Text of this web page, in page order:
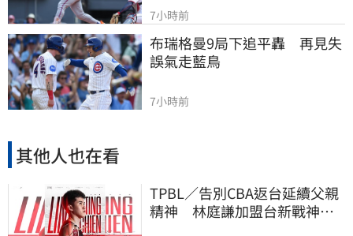
7小時前
布瑞格曼9局下追平轟　再見失
誤氣走藍鳥
7小時前
其他人也在看
TPBL／告別CBA返台延續父親
精神 林庭謙加盟台新戰神！